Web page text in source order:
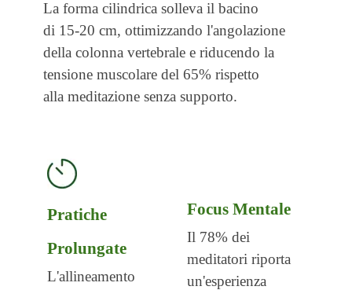
La forma cilindrica solleva il bacino
di 15-20 cm, ottimizzando l'angolazione
della colonna vertebrale e riducendo la
tensione muscolare del 65% rispetto
allameditazione senza supporto.
Focus Mentale
Il 78% dei
meditatori riporta
un'esperienza
Pratiche
Prolungate
L'allineamento